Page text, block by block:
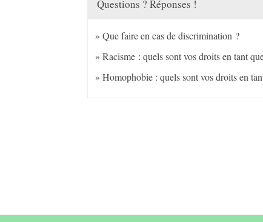
Questions ? Réponses !
Que faire en cas de discrimination ?
Racisme : quels sont vos droits en tant
Homophobie : quels sont vos droits en